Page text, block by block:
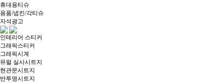
휴대용티슈
용품/넵킨/각티슈
자석광고
인테리어 스티커
그래픽스티커
그래픽시계
뮤럴 실사시트지
현관문시트지
반투명시트지